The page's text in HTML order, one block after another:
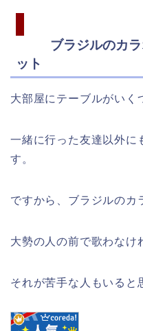
ブラジルのカラ
ット
大部屋にテーブルがいく
一緒に行った友達以外に
す。
ですから、ブラジルのカ
大勢の人の前で歌わなけ
それが苦手な人もいると